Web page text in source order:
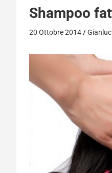
Shampoo
20 Ottobre 2014